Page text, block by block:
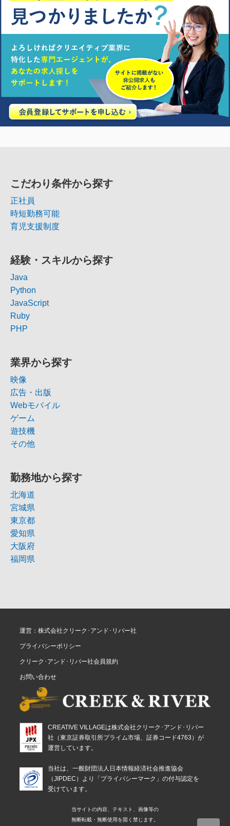
こだわり条件から探す
正社員
時短勤務可能
育児支援制度
経験・スキルから探す
Java
Python
JavaScript
Ruby
PHP
業界から探す
映像
広告・出版
Webモバイル
ゲーム
遊技機
その他
勤務地から探す
北海道
宮城県
東京都
愛知県
大阪府
福岡県
運営：株式会社クリーク･アンド･リバー社
プライバシーポリシー
クリーク･アンド･リバー社会員規約
お問い合わせ
CREATIVE VILLAGEは株式会社クリーク･アンド･リバー
社（東京証券取引所プライム市場、証券コード4763）が
運営しています。
当社は、一般財団法人日本情報経済社会推進協会
（JIPDEC）より「プライバシーマーク」の付与認定を
受けています。
当サイトの内容、テキスト、画像等の
無断転載・無断使用を固く禁じます。